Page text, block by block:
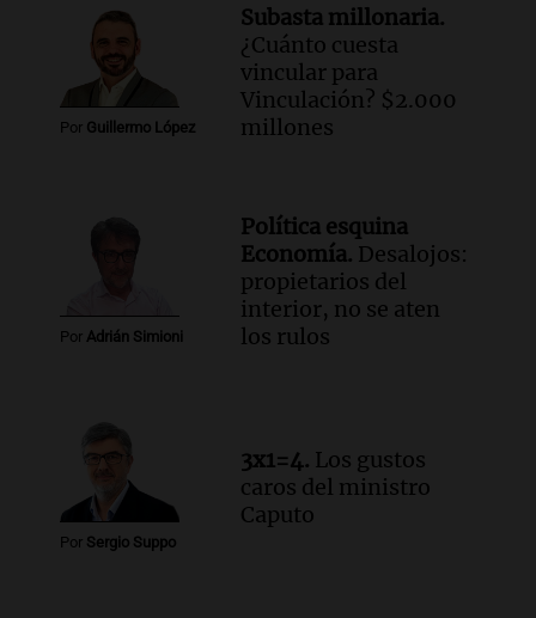
Audio.
Mateo, a los 25 años, lucha
contra el tiempo: necesita un trasplante
para poder seguir viviend
Una mañana para todos
Episodios
Una mañana para todos
Episodios
Altas Cumbres: rescataron a una
cabra que llevaba ocho días atrapada en
Audio.
Chile planteó mejorar la
conectividad fronteriza, aérea y digital
con Jujuy
Panorama Federal
Episodios
Por Guillermo López
Subasta millonaria.
¿Cuánto cuesta
vincular para
Vinculación? $2.000
millones
Por Adrián Simioni
Política esquina
Economía. Desalojos:
propietarios del
interior, no se aten
los rulos
Por Sergio Suppo
3x1=4. Los gustos
caros del ministro
Caputo